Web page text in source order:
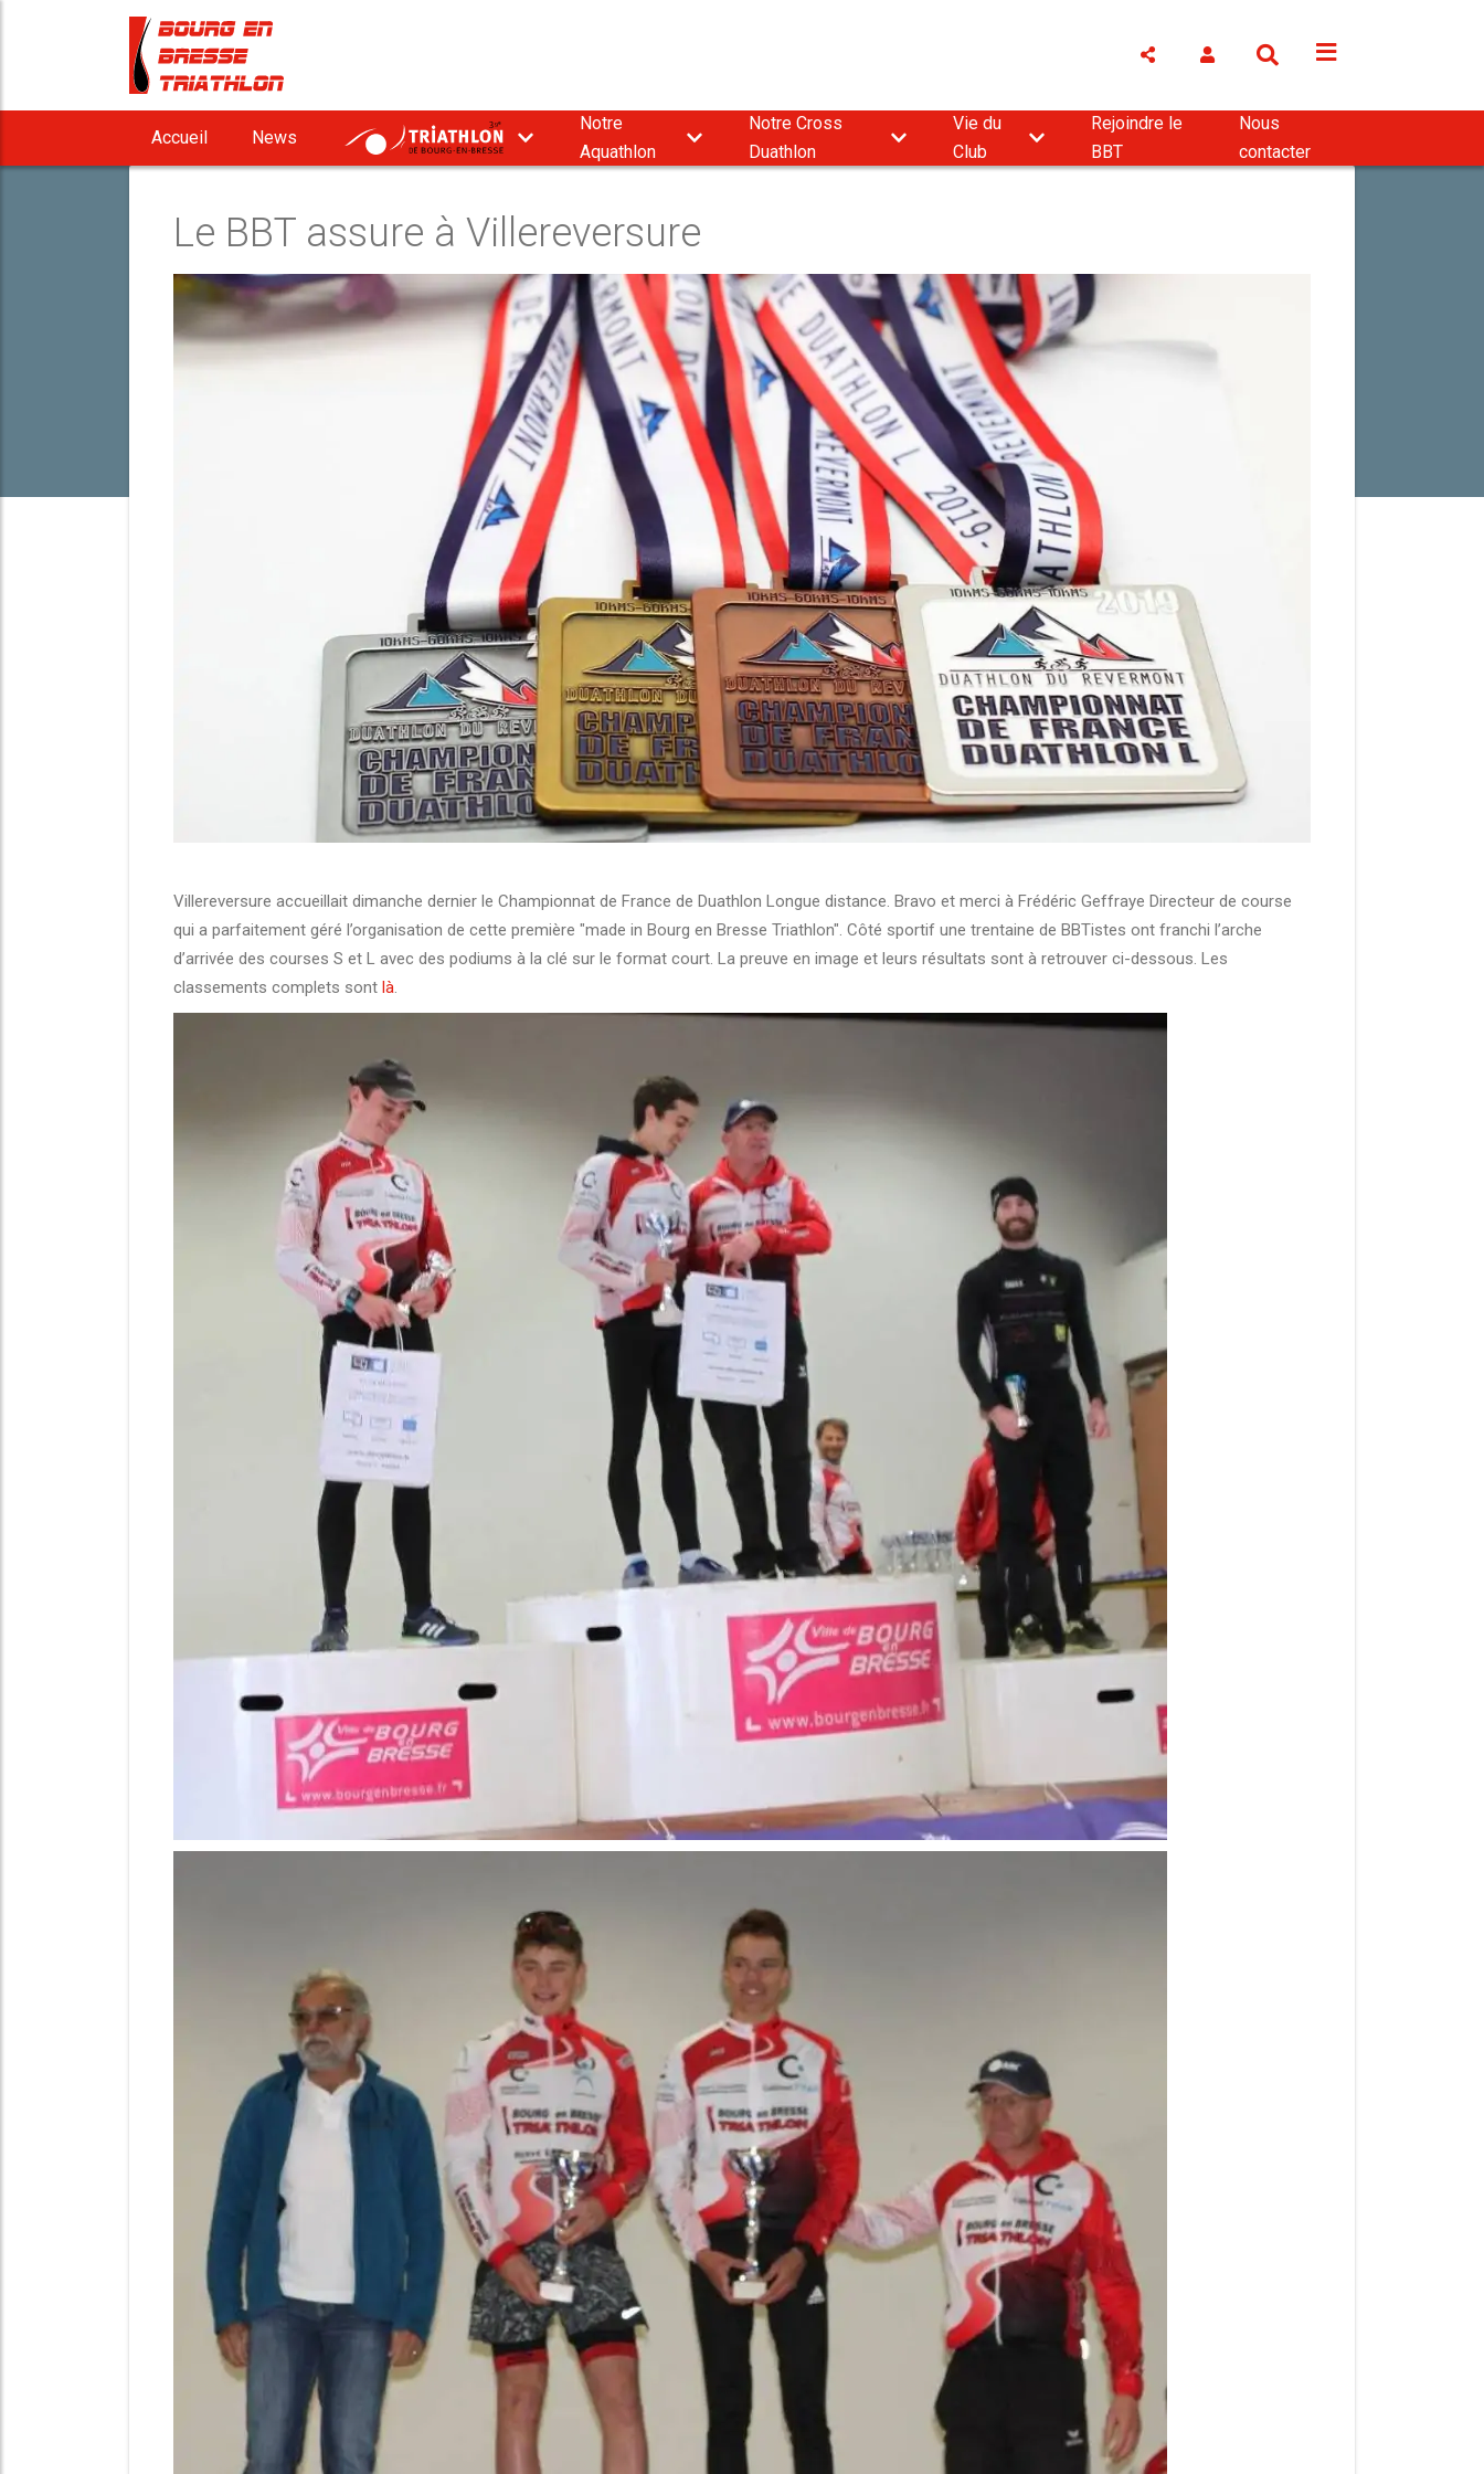
Accueil News
9
3
Notre
Aquathlon
Notre Cross
Duathlon
Vie du
Club
Rejoindre le
BBT
Nous
contacter
Le BBT assure à Villereversure
Villereversure accueillait dimanche dernier le Championnat de France de Duathlon Longue distance. Bravo et merci à Frédéric Geffraye Directeur de course
qui a parfaitement géré l’organisation de cette première "made in Bourg en Bresse Triathlon". Côté sportif une trentaine de BBTistes ont franchi l’arche
d’arrivée des courses S et L avec des podiums à la clé sur le format court. La preuve en image et leurs résultats sont à retrouver ci-dessous. Les
classements complets sont là.